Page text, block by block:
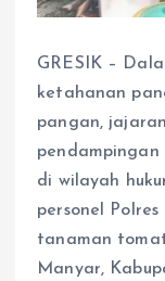
GRESIK –
ketahanan
pangan,
di wilayah
personel
tanaman
Manyar,